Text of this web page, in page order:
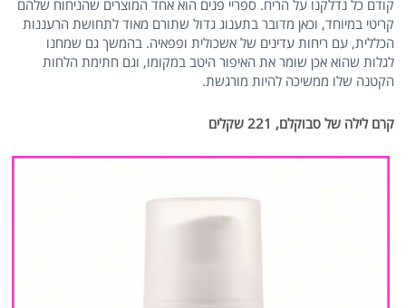
קודם כל נדלקנו על הריח. ספריי פנים הוא אחד המוצרים שהניחוח שלהם
קריטי במיוחד, וכאן מדובר בתענוג גדול שתורם מאוד לתחושת הרעננות
הכללית, עם ריחות עדינים של אשכולית ופפאיה. בהמשך גם שמחנו
לגלות שהוא אכן שומר את האיפור היטב במקומו, וגם חתימת הלחות
הקטנה שלו ממשיכה להיות מורגשת.
קרם לילה של סבוקלם, 221 שקלים